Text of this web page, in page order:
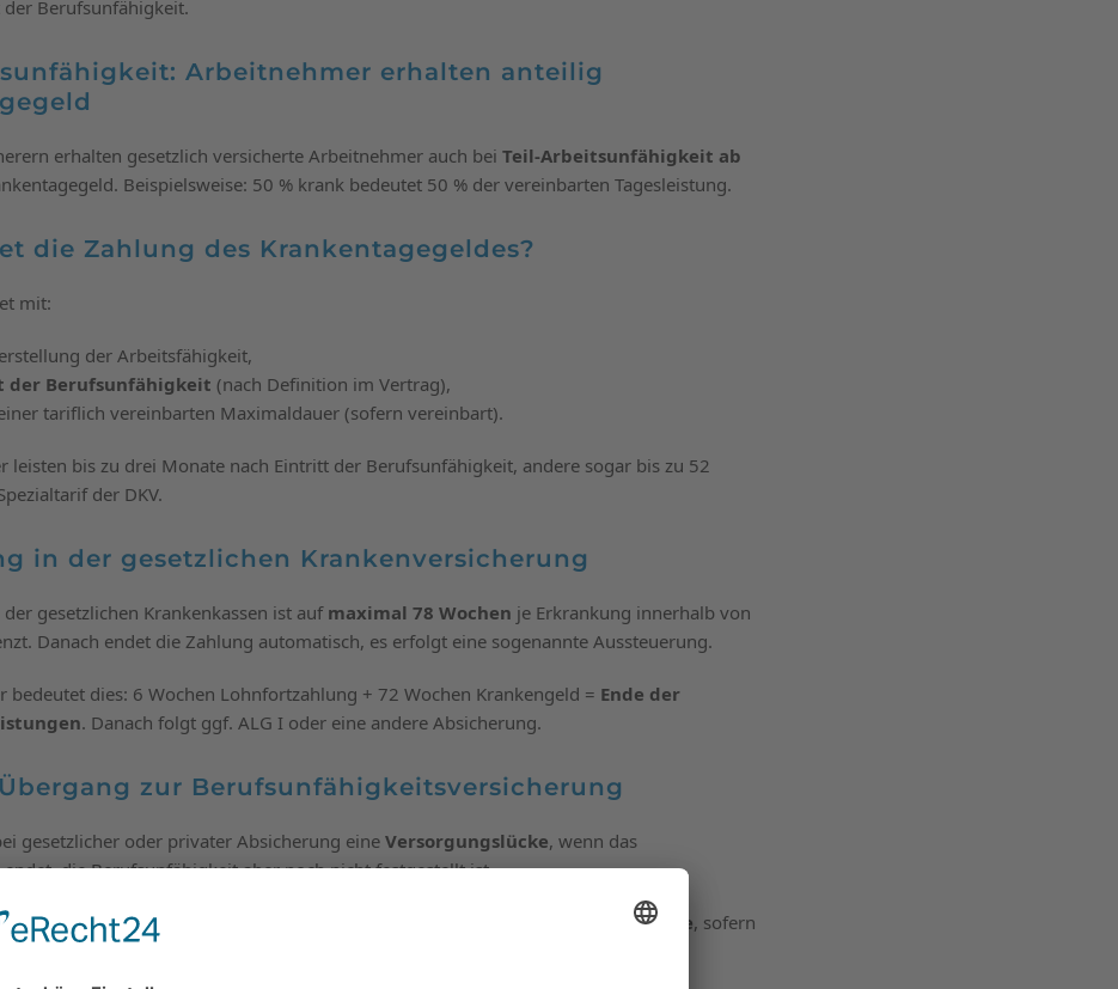
Berufsunfähigkeit.
Arbeitnehmer erhalten anteilig
erhalten gesetzlich versicherte Arbeitnehmer auch bei Teil-Arbeitsunfähigkeit ab
Beispielsweise: 50 % krank bedeutet 50 % der vereinbarten Tagesleistung.
die Zahlung des Krankentagegeldes?
mit:
der Arbeitsfähigkeit,
der Berufsunfähigkeit (nach Definition im Vertrag),
tariflich vereinbarten Maximaldauer (sofern vereinbart).
leisten bis zu drei Monate nach Eintritt der Berufsunfähigkeit, andere sogar bis zu 52
der DKV.
in der gesetzlichen Krankenversicherung
gesetzlichen Krankenkassen ist auf maximal 78 Wochen je Erkrankung innerhalb von
Danach endet die Zahlung automatisch, es erfolgt eine sogenannte Aussteuerung.
bedeutet dies: 6 Wochen Lohnfortzahlung + 72 Wochen Krankengeld = Ende der
. Danach folgt ggf. ALG I oder eine andere Absicherung.
zur Berufsunfähigkeitsversicherung
gesetzlicher oder privater Absicherung eine Versorgungslücke, wenn das
endet, die Berufsunfähigkeit aber noch nicht festgestellt ist.
von einem nahtlosen Übergang vom Krankentagegeld zur BU-Rente, sofern
uns abgeschlossen wurden.